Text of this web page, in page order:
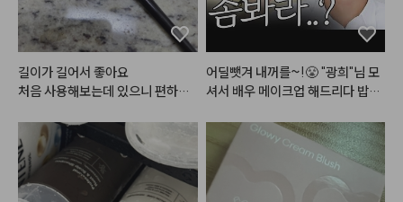
2호 가을바다]
패키지가 진짜 미쳤죠..?
들고나가는 순간 시선 집중🧜🏻‍♀️✨
달걀처럼
매끈-촉촉한 피부를 만들어주는 쿠
얇고 투명해서 여름에 바르기도 좋
고
겨울에도 촉촉해서 쓰기좋은 숨찐
템 👍
길이가 길어서 좋아요
처음 사용해보는데 있으니 편하네
어딜뺏겨 내꺼를~!😤 "광희"님 모
셔서 배우 메이크업 해드리다 밥그